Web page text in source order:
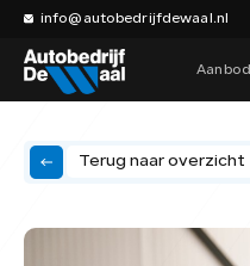
info@autobedrijfdewaal.nl
Aanbod
Werkplaats
Terug naar overzicht